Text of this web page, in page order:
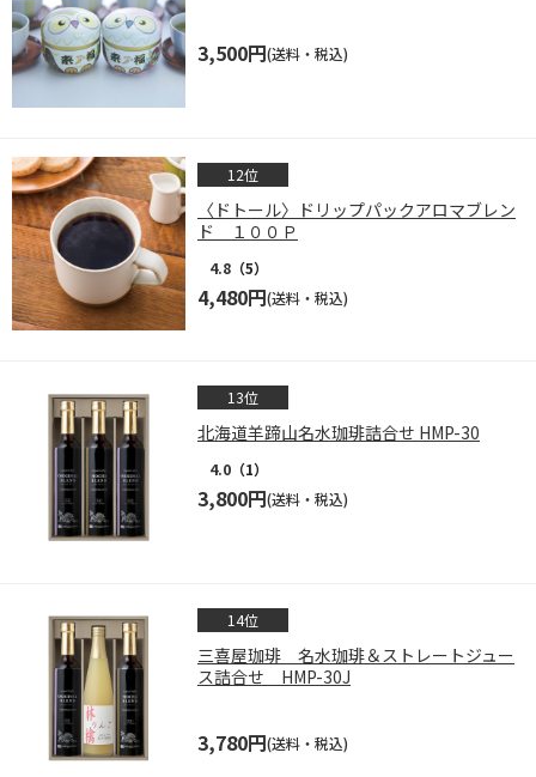
3,500円(送料・税込)
〈ドトール〉ドリップパックアロマブレン
ド １００Ｐ
4.8 （5）
4,480円(送料・税込)
北海道羊蹄山名水珈琲詰合せ HMP-30
4.0 （1）
3,800円(送料・税込)
三喜屋珈琲 名水珈琲＆ストレートジュー
ス詰合せ HMP-30J
3,780円(送料・税込)